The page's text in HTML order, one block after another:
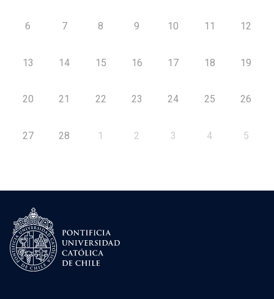
6 7 8 9 10 11 12
13 14 15 16 17 18 19
20 21 22 23 24 25 26
27 28 1 2 3 4 5